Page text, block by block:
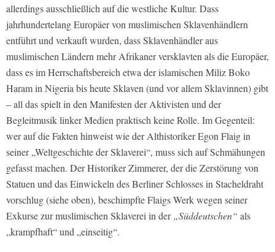
allerdings ausschließlich auf die westliche Kultur. Dass
jahrhundertelang Europäer von muslimischen Sklavenhändlern
entführt und verkauft wurden, dass Sklavenhändler aus
muslimischen Ländern mehr Afrikaner versklavten als die Europäer,
dass es im Herrschaftsbereich etwa der islamischen Miliz Boko
Haram in Nigeria bis heute Sklaven (und vor allem Sklavinnen) gibt
– all das spielt in den Manifesten der Aktivisten und der
Begleitmusik linker Medien praktisch keine Rolle. Im Gegenteil:
wer auf die Fakten hinweist wie der Althistoriker Egon Flaig in
seiner „Weltgeschichte der Sklaverei“, muss sich auf Schmähungen
gefasst machen. Der Historiker Zimmerer, der die Zerstörung von
Statuen und das Einwickeln des Berliner Schlosses in Stacheldraht
vorschlug (siehe oben), beschimpfte Flaigs Werk wegen seiner
Exkurse zur muslimischen Sklaverei in der„Süddeutschen“ als
„krampfhaft“ und „einseitig“.